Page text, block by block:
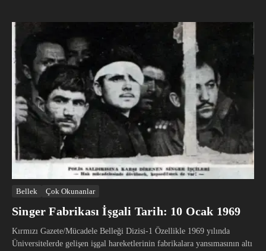
Bellek Çok Okunanlar
Singer Fabrikası İşgali Tarih: 10 Ocak 1969
Kırmızı Gazete/Mücadele Belleği Dizisi-1 Özellikle 1969 yılında
Üniversitelerde gelişen işgal hareketlerinin fabrikalara yansımasının altı